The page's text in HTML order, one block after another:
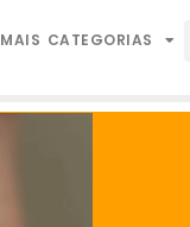
MAIS CATEGORIAS